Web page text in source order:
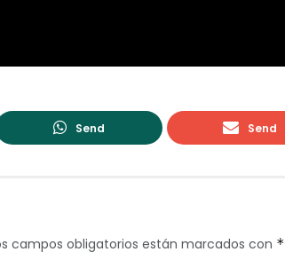
Send Send
campos obligatorios están marcados con *